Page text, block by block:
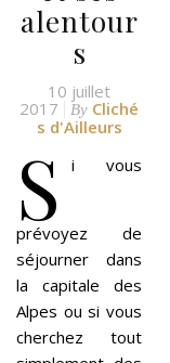
alentour
s
10 juillet
2017
By Cliché
s d'Ailleurs
S i vous
prévoyez de
séjourner dans
la capitale des
Alpes ou si vous
cherchez tout